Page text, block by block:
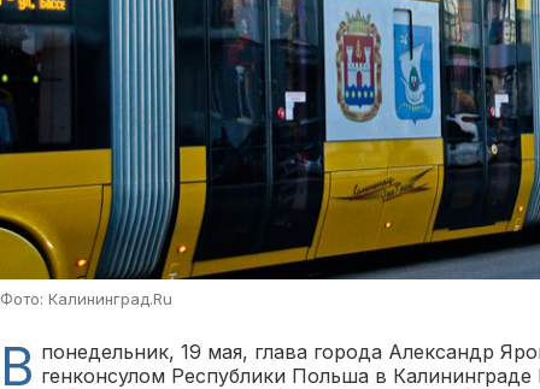
Фото: Калининград.Ru
В понедельник, 19 мая, глава города Александр
генконсулом Республики Польша в